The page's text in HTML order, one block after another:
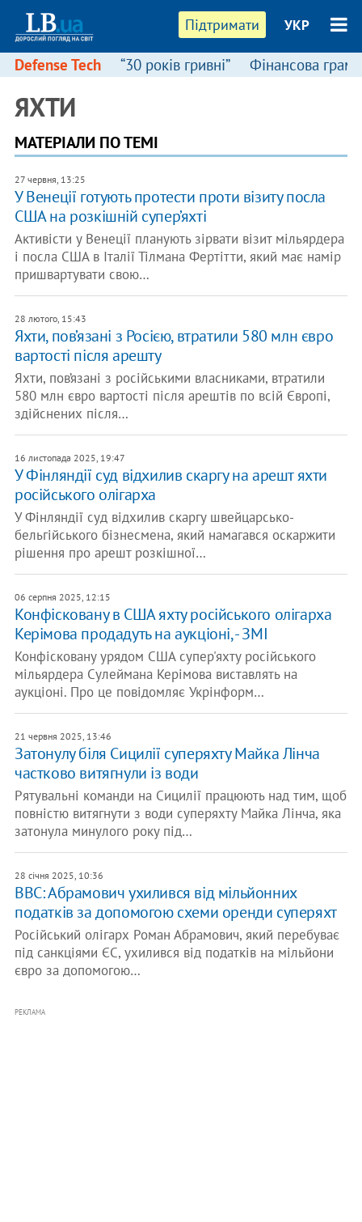
Підтримати УКР
Defense Tech “30 років гривні” Фінансова
ЯХТИ
МАТЕРІАЛИ ПО ТЕМІ
27 червня, 13:25
У Венеції готують протести проти візиту посла
США на розкішній супер’яхті
Активісти у Венеції планують зірвати візит мільярдера
і посла США в Італії Тілмана Фертітти, який має намір
пришвартувати свою…
28 лютого, 15:43
Яхти, пов’язані з Росією, втратили 580 млн євро
вартості після арешту
Яхти, пов’язані з російськими власниками, втратили
580 млн євро вартості після арештів по всій Європі,
здійснених після…
16 листопада 2025, 19:47
У Фінляндії суд відхилив скаргу на арешт яхти
російського олігарха
У Фінляндії суд відхилив скаргу швейцарсько-
бельгійського бізнесмена, який намагався оскаржити
рішення про арешт розкішної…
06 серпня 2025, 12:15
​Конфісковану в США яхту російського олігарха
Керімова продадуть на аукціоні, - ЗМІ
Конфісковану урядом США супер'яхту російського
мільярдера Сулеймана Керімова виставлять на
аукціоні. Про це повідомляє Укрінформ…
21 червня 2025, 13:46
Затонулу біля Сицилії суперяхту Майка Лінча
частково витягнули із води
Рятувальні команди на Сицилії працюють над тим, щоб
повністю витягнути з води суперяхту Майка Лінча, яка
затонула минулого року під…
28 січня 2025, 10:36
ВВС: Абрамович ухилився від мільйонних
податків за допомогою схеми оренди суперяхт
Російський олігарх Роман Абрамович, який перебуває
під санкціями ЄС, ухилився від податків на мільйони
євро за допомогою…
РЕКЛАМА